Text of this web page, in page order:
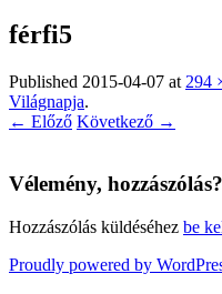
férfi5
Published 2015-04-07 at 294
Világnapja.
← Előző Következő →
Vélemény, hozzászólás?
Hozzászólás küldéséhez be
Proudly powered by